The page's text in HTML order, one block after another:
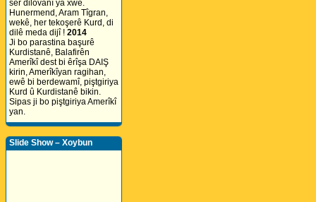
ser dilovanî ya xwe.
Hunermend, Aram Tîgran,
wekê, her tekoşerê Kurd, di
dilê meda dijî ! 2014
Ji bo parastina başurê
Kurdistanê, Balafirên
Amerîkî dest bi êrîşa DAIŞ
kirin, Amerîkîyan ragihan,
ewê bi berdewamî, piştgiriya
Kurd û Kurdistanê bikin.
Sipas ji bo piştgiriya Amerîkî
yan.
Slide Show – Xoybun